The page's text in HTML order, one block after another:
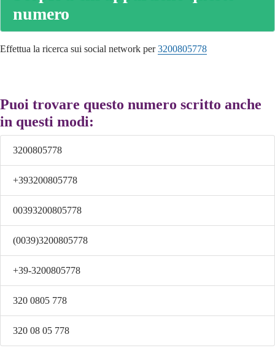
numero
Effettua la ricerca sui social network per3200805778
Puoi trovare questo numero scritto anche
in questi modi:
3200805778
+393200805778
00393200805778
(0039)3200805778
+39-3200805778
320 0805 778
320 08 05 778